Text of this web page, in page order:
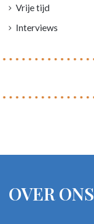
Vrije tijd
Interviews
OVER ONS